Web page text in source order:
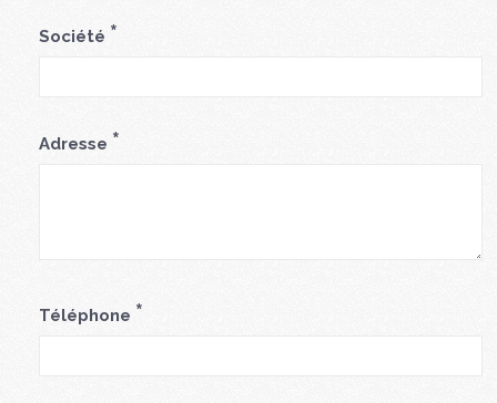
Société *
Adresse *
Téléphone *